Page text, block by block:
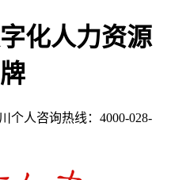
化人力资源
个人咨询热线：4000-028-